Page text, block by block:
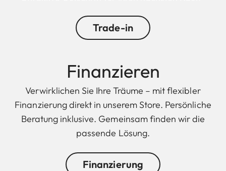
Trade-in
Finanzieren
Verwirklichen Sie Ihre Träume – mit flexibler
Finanzierung direkt in unserem Store. Persönliche
Beratung inklusive. Gemeinsam finden wir die
passende Lösung.
Finanzierung